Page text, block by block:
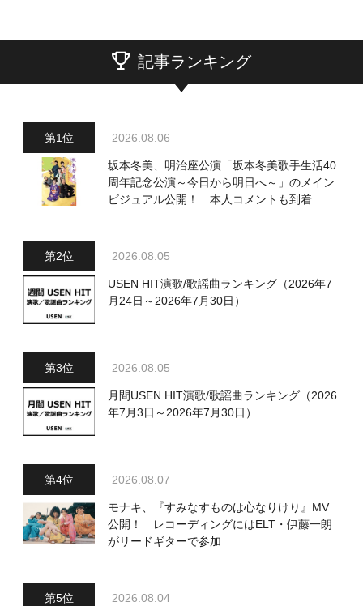
記事ランキング
2026.08.06
坂本冬美、明治座公演「坂本冬美歌手生活40
周年記念公演～今日から明日へ～」のメイン
ビジュアル公開！ 本人コメントも到着
2026.08.05
USEN HIT演歌/歌謡曲ランキング（2026年7
月24日～2026年7月30日）
2026.08.05
月間USEN HIT演歌/歌謡曲ランキング（2026
年7月3日～2026年7月30日）
2026.08.07
モナキ、『すみなすものは心なりけり』MV
公開！ レコーディングにはELT・伊藤一朗
がリードギターで参加
2026.08.04